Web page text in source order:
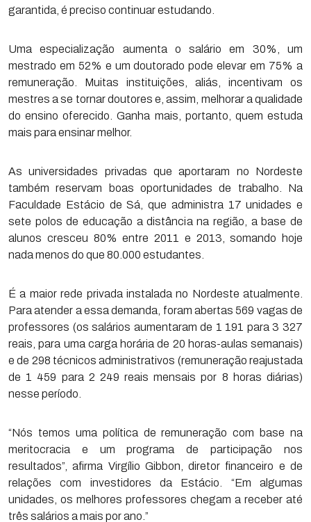
garantida, é preciso continuar estudando.
Uma especialização aumenta o salário em 30%, um
mestrado em 52% e um doutorado pode elevar em 75% a
remuneração. Muitas instituições, aliás, incentivam os
mestres a se tornar doutores e, assim, melhorar a qualidade
do ensino oferecido. Ganha mais, portanto, quem estuda
mais para ensinar melhor.
As universidades privadas que aportaram no Nordeste
também reservam boas oportunidades de trabalho. Na
Faculdade Estácio de Sá, que administra 17 unidades e
sete polos de educação a distância na região, a base de
alunos cresceu 80% entre 2011 e 2013, somando hoje
nada menos do que 80.000 estudantes.
É a maior rede privada instalada no Nordeste atualmente.
Para atender a essa demanda, foram abertas 569 vagas de
professores (os salários aumentaram de 1 191 para 3 327
reais, para uma carga horária de 20 horas-aulas semanais)
e de 298 técnicos administrativos (remuneração reajustada
de 1 459 para 2 249 reais mensais por 8 horas diárias)
nesse período.
“Nós temos uma política de remuneração com base na
meritocracia e um programa de participação nos
resultados”, afirma Virgílio Gibbon, diretor financeiro e de
relações com investidores da Estácio. “Em algumas
unidades, os melhores professores chegam a receber até
três salários a mais por ano.”